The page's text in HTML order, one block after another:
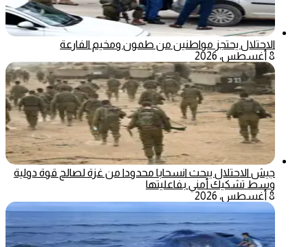
الاحتلال يحتجز مواطنين من طمون ومخيم الفارعة
8 أغسطس، 2026
جيش الاحتلال يبحث انسحابا محدودا من غزة لصالح قوة دولية
وسط تشكيك أمني بفاعليتها
8 أغسطس، 2026